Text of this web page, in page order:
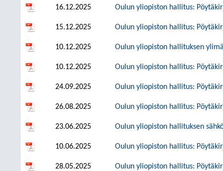
16.12.2025 Oulun yliopiston hallitus:
15.12.2025 Oulun yliopiston hallitus:
10.12.2025 Oulun yliopiston hallituksen
10.12.2025 Oulun yliopiston hallitus:
24.09.2025 Oulun yliopiston hallitus:
26.08.2025 Oulun yliopiston hallitus:
23.06.2025 Oulun yliopiston hallituksen
10.06.2025 Oulun yliopiston hallitus:
28.05.2025 Oulun yliopiston hallitus: